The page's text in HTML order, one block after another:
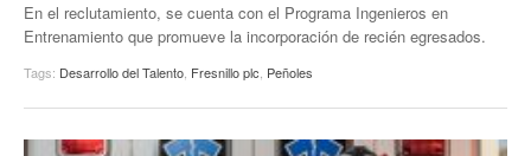
En el reclutamiento, se cuenta con el Programa Ingenieros en
Entrenamiento que promueve la incorporación de recién egresados.
Tags: Desarrollo del Talento, Fresnillo plc, Peñoles